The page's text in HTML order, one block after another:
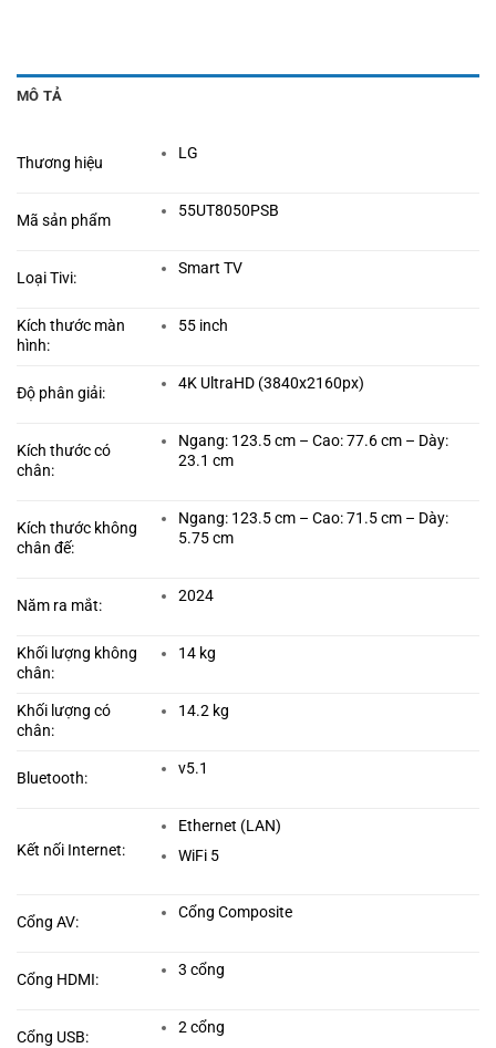
MÔ TẢ
Thương hiệu
LG
Mã sản phẩm
55UT8050PSB
Loại Tivi:
Smart TV
Kích thước màn
hình:
55 inch
Độ phân giải:
4K UltraHD (3840x2160px)
Kích thước có
chân:
Ngang: 123.5 cm – Cao: 77.6 cm – Dày:
23.1 cm
Kích thước không
chân đế:
Ngang: 123.5 cm – Cao: 71.5 cm – Dày:
5.75 cm
Năm ra mắt:
2024
Khối lượng không
chân:
14 kg
Khối lượng có
chân:
14.2 kg
Bluetooth:
v5.1
Kết nối Internet:
Ethernet (LAN)
WiFi 5
Cổng AV:
Cổng Composite
Cổng HDMI:
3 cổng
Cổng USB:
2 cổng